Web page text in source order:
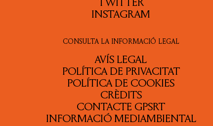
INSTAGRAM
CONSULTA LA INFORMACIÓ LEGAL
AVÍS LEGAL
POLÍTICA DE PRIVACITAT
POLÍTICA DE COOKIES
CRÈDITS
CONTACTE GPSRT
INFORMACIÓ MEDIAMBIENTAL